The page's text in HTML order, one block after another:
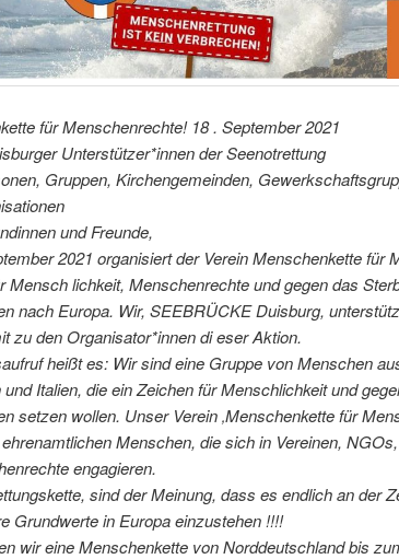
für Menschenrechte! 18 . September 2021
Unterstützer*innen der Seenotrettung
Gruppen, Kirchengemeinden,
und Freunde,
2021 organisiert der Verein Menschenkette für
Mensch lichkeit, Menschenrechte und gegen das
nach Europa. Wir, SEEBRÜCKE Duisburg,
zu den Organisator*innen di eser Aktion.
heißt es: Wir sind eine Gruppe von Menschen
Italien, die ein Zeichen für Menschlichkeit und
setzen wollen. Unser Verein ‚Menschenkette für
Menschen, die sich in Vereinen,
engagieren.
sind der Meinung, dass es endlich an der
Grundwerte in Europa einzustehen !!!!
wir eine Menschenkette von Norddeutschland bis